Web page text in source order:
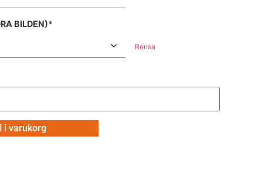
BILDEN)*
Rensa
i varukorg